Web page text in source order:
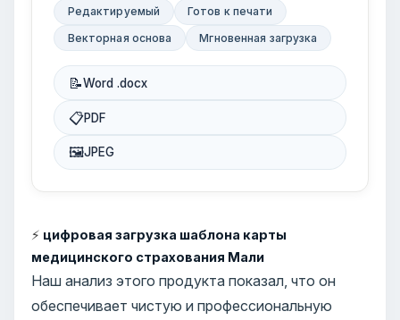
Редактируемый
Готов к печати
Векторная основа
Мгновенная загрузка
📝Word .docx
📋PDF
🖼JPEG
⚡ цифровая загрузка шаблона карты
медицинского страхования Мали
Наш анализ этого продукта показал, что он
обеспечивает чистую и профессиональную